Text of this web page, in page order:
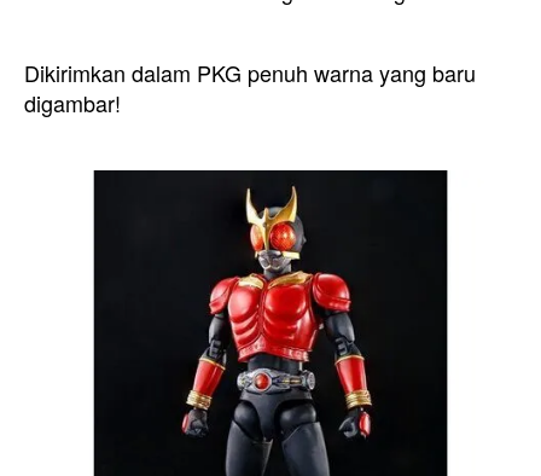
Dikirimkan dalam PKG penuh warna yang baru
digambar!